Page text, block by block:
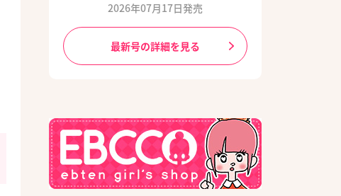
2026年07月17日発売
最新号の詳細を見る